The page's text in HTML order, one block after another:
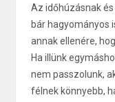
Az időhúzásnak
bár hagyományos
annak ellenére,
Ha illünk
nem passzolunk,
félnek könnyebb,